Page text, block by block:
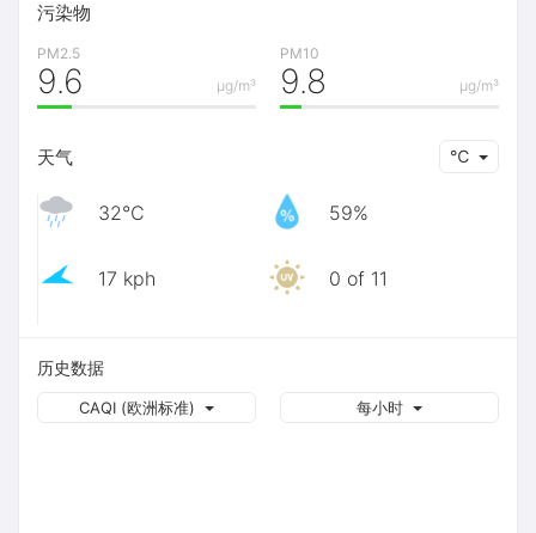
污染物
PM2.5
μg/m³
9.6
PM10
μg/m³
9.8
天气 ℃
32℃ 59%
17 kph 0 of 11
历史数据
每小时
CAQI (欧洲标准)